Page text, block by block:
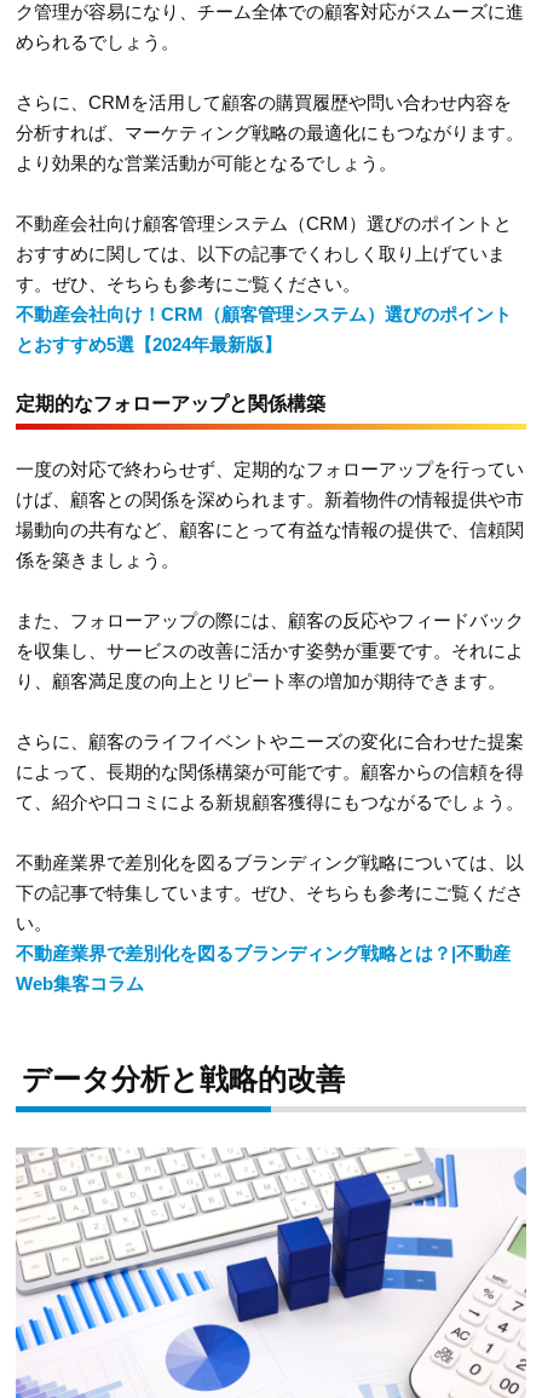
ク管理が容易になり、チーム全体での顧客対応がスムーズに進
められるでしょう。
さらに、CRMを活用して顧客の購買履歴や問い合わせ内容を
分析すれば、マーケティング戦略の最適化にもつながります。
より効果的な営業活動が可能となるでしょう。
不動産会社向け顧客管理システム（CRM）選びのポイントと
おすすめに関しては、以下の記事でくわしく取り上げていま
す。ぜひ、そちらも参考にご覧ください。
不動産会社向け！CRM（顧客管理システム）選びのポイント
とおすすめ5選【2024年最新版】
定期的なフォローアップと関係構築
一度の対応で終わらせず、定期的なフォローアップを行ってい
けば、顧客との関係を深められます。新着物件の情報提供や市
場動向の共有など、顧客にとって有益な情報の提供で、信頼関
係を築きましょう。
また、フォローアップの際には、顧客の反応やフィードバック
を収集し、サービスの改善に活かす姿勢が重要です。それによ
り、顧客満足度の向上とリピート率の増加が期待できます。
さらに、顧客のライフイベントやニーズの変化に合わせた提案
によって、長期的な関係構築が可能です。顧客からの信頼を得
て、紹介や口コミによる新規顧客獲得にもつながるでしょう。
不動産業界で差別化を図るブランディング戦略については、以
下の記事で特集しています。ぜひ、そちらも参考にご覧くださ
い。
不動産業界で差別化を図るブランディング戦略とは？|不動産
Web集客コラム
データ分析と戦略的改善